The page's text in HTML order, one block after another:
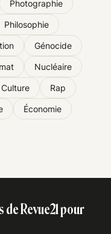
Photographie
Philosophie
Génocide
Nucléaire
Culture Rap
Économie
Revue21 pour